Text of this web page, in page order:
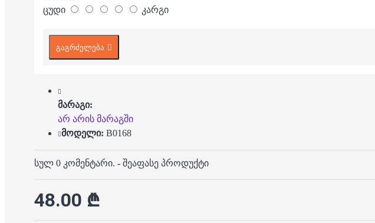
ცუდი კარგი
გაგრძელება
მარაგი:
არ არის მარაგში
მოდელი: B0168
სულ 0 კომენტარი. - შეაფასე პროდუქტი
48.00 ₾